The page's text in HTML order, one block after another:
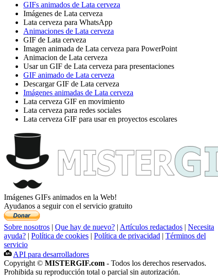
GIFs animados de Lata cerveza
Imágenes de Lata cerveza
Lata cerveza para WhatsApp
Animaciones de Lata cerveza
GIF de Lata cerveza
Imagen animada de Lata cerveza para PowerPoint
Animacion de Lata cerveza
Usar un GIF de Lata cerveza para presentaciones
GIF animado de Lata cerveza
Descargar GIF de Lata cerveza
Imágenes animadas de Lata cerveza
Lata cerveza GIF en movimiento
Lata cerveza para redes sociales
Lata cerveza GIF para usar en proyectos escolares
Imágenes GIFs animados en la Web!
Ayudanos a seguir con el servicio gratuito
Sobre nosotros Que hay de nuevo? Artículos redactados
Necesita
ayuda?
Política de cookies Política de privacidad
Términos del
servicio
API para desarrolladores
Copyright © MISTERGIF.com - Todos los derechos reservados.
Prohibida su reproducción total o parcial sin autorización.